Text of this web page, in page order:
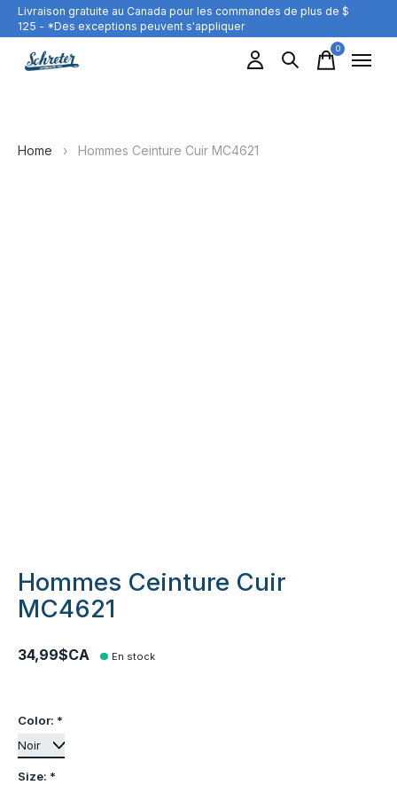
Livraison gratuite au Canada pour les commandes de plus de $
125 - *Des exceptions peuvent s'appliquer
0items
Home › Hommes Ceinture Cuir MC4621
Hommes Ceinture Cuir
MC4621
34,99$CA En stock
Color: *
Size: *